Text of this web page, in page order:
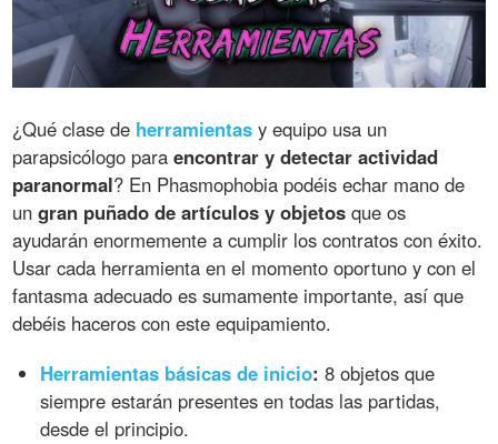
¿Qué clase de herramientas y equipo usa un
parapsicólogo paraencontrar y detectar actividad
paranormal? En Phasmophobia podéis echar mano de
ungran puñado de artículos y objetos que os
ayudarán enormemente a cumplir los contratos con éxito.
Usar cada herramienta en el momento oportuno y con el
fantasma adecuado es sumamente importante, así que
debéis haceros con este equipamiento.
Herramientas básicas de inicio: 8 objetos que
siempre estarán presentes en todas las partidas,
desde el principio.